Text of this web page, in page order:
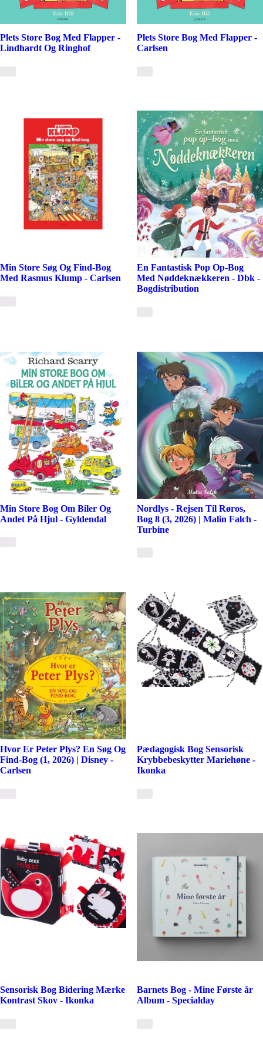
Plets Store Bog Med Flapper -
Lindhardt Og Ringhof
Plets Store Bog Med Flapper -
Carlsen
Min Store Søg Og Find-Bog
Med Rasmus Klump - Carlsen
En Fantastisk Pop Op-Bog
Med Nøddeknækkeren - Dbk -
Bogdistribution
Min Store Bog Om Biler Og
Andet På Hjul - Gyldendal
Nordlys - Rejsen Til Røros,
Bog 8 (3, 2026) | Malin Falch -
Turbine
Hvor Er Peter Plys? En Søg Og
Find-Bog (1, 2026) | Disney -
Carlsen
Pædagogisk Bog Sensorisk
Krybbebeskytter Mariehøne -
Ikonka
Sensorisk Bog Bidering Mærke
Kontrast Skov - Ikonka
Barnets Bog - Mine Første år
Album - Specialday